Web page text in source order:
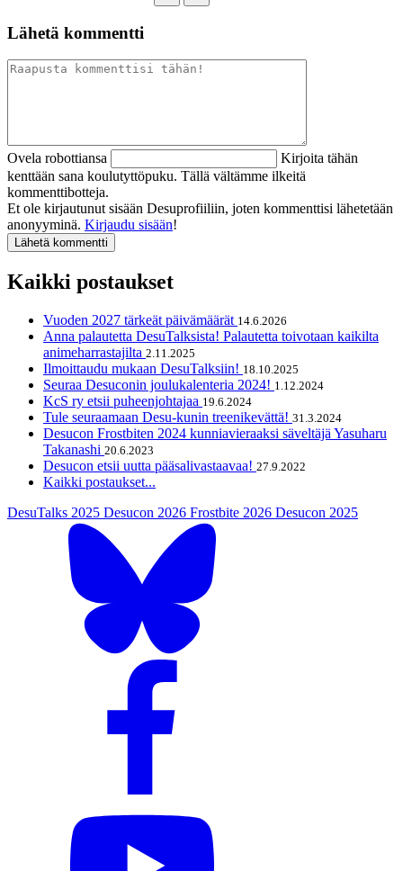
Lähetä kommentti
Ovela robottiansa
Kirjoita tähän
kenttään sana koulutyttöpuku. Tällä vältämme ilkeitä
kommenttibotteja.
Et ole kirjautunut sisään Desuprofiiliin, joten kommenttisi lähetetään
anonyyminä. Kirjaudu sisään!
Kaikki postaukset
Vuoden 2027 tärkeät päivämäärät 14.6.2026
Anna palautetta DesuTalksista! Palautetta toivotaan kaikilta
animeharrastajilta 2.11.2025
Ilmoittaudu mukaan DesuTalksiin! 18.10.2025
Seuraa Desuconin joulukalenteria 2024! 1.12.2024
KcS ry etsii puheenjohtajaa 19.6.2024
Tule seuraamaan Desu-kunin treenikevättä! 31.3.2024
Desucon Frostbiten 2024 kunniavieraaksi säveltäjä Yasuharu
Takanashi 20.6.2023
Desucon etsii uutta pääsalivastaavaa! 27.9.2022
Kaikki postaukset...
DesuTalks 2025 Desucon 2026 Frostbite 2026 Desucon 2025